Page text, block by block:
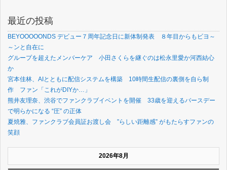
最近の投稿
BEYOOOOONDS デビュー７周年記念日に新体制発表 ８年目からもビヨ～
～ンと自在に
グループを超えたメンバーケア 小田さくらを継ぐのは松永里愛か河西結心
か
宮本佳林、AIとともに配信システムを構築 10時間生配信の裏側を自ら制
作 ファン「これがDIYか…」
熊井友理奈、渋谷でファンクラブイベントを開催 33歳を迎えるバースデー
で明らかになる “圧” の正体
夏焼雅、ファンクラブ会員証お渡し会 ”らしい距離感” がもたらすファンの
笑顔
2026年8月